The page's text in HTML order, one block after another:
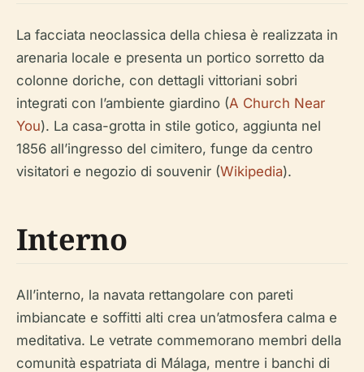
La facciata neoclassica della chiesa è realizzata in
arenaria locale e presenta un portico sorretto da
colonne doriche, con dettagli vittoriani sobri
integrati con l’ambiente giardino (A Church Near
You). La casa-grotta in stile gotico, aggiunta nel
1856 all’ingresso del cimitero, funge da centro
visitatori e negozio di souvenir (Wikipedia).
Interno
All’interno, la navata rettangolare con pareti
imbiancate e soffitti alti crea un’atmosfera calma e
meditativa. Le vetrate commemorano membri della
comunità espatriata di Málaga, mentre i banchi di